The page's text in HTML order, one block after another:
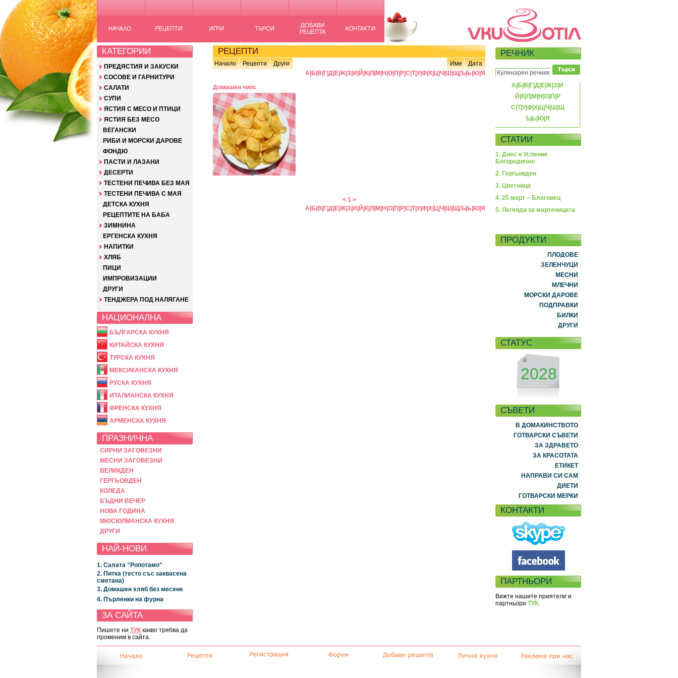
КАТЕГОРИИ
ПРЕДЯСТИЯ И ЗАКУСКИ
СОСОВЕ И ГАРНИТУРИ
САЛАТИ
СУПИ
ЯСТИЯ С МЕСО И ПТИЦИ
ЯСТИЯ БЕЗ МЕСО
ВЕГАНСКИ
РИБИ И МОРСКИ ДАРОВЕ
ФОНДЮ
ПАСТИ И ЛАЗАНИ
ДЕСЕРТИ
ТЕСТЕНИ ПЕЧИВА БЕЗ МАЯ
ТЕСТЕНИ ПЕЧИВА С МАЯ
ДЕТСКА КУХНЯ
РЕЦЕПТИТЕ НА БАБА
ЗИМНИНА
ЕРГЕНСКА КУХНЯ
НАПИТКИ
ХЛЯБ
ПИЦИ
ИМПРОВИЗАЦИИ
ДРУГИ
ТЕНДЖЕРА ПОД НАЛЯГАНЕ
НАЦИОНАЛНА
БЪЛГАРСКА КУХНЯ
КИТАЙСКА КУХНЯ
ТУРСКА КУХНЯ
МЕКСИКАНСКА КУХНЯ
РУСКА КУХНЯ
ИТАЛИАНСКА КУХНЯ
ФРЕНСКА КУХНЯ
АРМЕНСКА КУХНЯ
ПРАЗНИЧНА
СИРНИ ЗАГОВЕЗНИ
МЕСНИ ЗАГОВЕЗНИ
ВЕЛИКДЕН
ГЕРГЬОВДЕН
КОЛЕДА
БЪДНИ ВЕЧЕР
НОВА ГОДИНА
МЮСЮЛМАНСКА КУХНЯ
ДРУГИ
НАЙ-НОВИ
1. Салата "Ропотамо"
2. Питка (тесто със заквасена
сметана)
3. Домашен хляб без месене
4. Пърленки на фурна
ЗА САЙТА
Пишете ни ТУК какво трябва да
променим в сайта.
РЕЦЕПТИ
Начало Рецепти Други Име
Дата
А Б В Г Д Е Ж З И Й К Л М Н О П Р С Т|У|Ф Х Ц Ч Ш Щ Ъ Ь Ю Я
Домашен чипс
< 1>
А Б В Г Д Е Ж З И Й К Л М Н О П Р С Т|У|Ф Х Ц Ч Ш Щ Ъ Ь Ю Я
РЕЧНИК
А Б В Г Д Е Ж З И
Й К| Л М Н О| П Р
С Т|У|Ф| Х| Ц| Ч Ш Щ
Ъ Ь Ю Я
СТАТИИ
1. Днес е Успение
Богородично
2. Гергьовден
3. Цветница
4. 25 март – Благовец
5. Легенда за мартеницата
ПРОДУКТИ
ПЛОДОВЕ
ЗЕЛЕНЧУЦИ
МЕСНИ
МЛЕЧНИ
МОРСКИ ДАРОВЕ
ПОДПРАВКИ
БИЛКИ
ДРУГИ
СТАТУС
2028
СЪВЕТИ
В ДОМАКИНСТВОТО
ГОТВАРСКИ СЪВЕТИ
ЗА ЗДРАВЕТО
ЗА КРАСОТАТА
ЕТИКЕТ
НАПРАВИ СИ САМ
ДИЕТИ
ГОТВАРСКИ МЕРКИ
КОНТАКТИ
ПАРТНЬОРИ
Вижте нашите приятели и
партньори ТУК.